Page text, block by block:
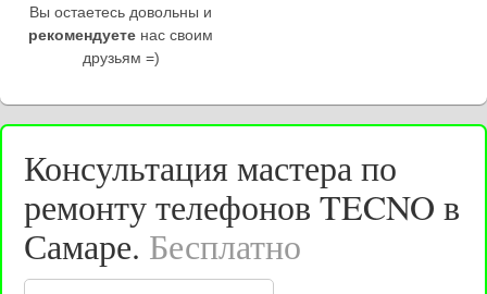
Вы остаетесь довольны и
рекомендуете нас своим
друзьям =)
Консультация мастера по
ремонту телефонов TECNO в
Самаре. Бесплатно